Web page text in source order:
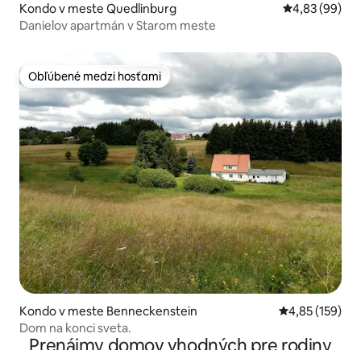
Kondo v meste Quedlinburg Priemerné
4,83 (99)
Danielov apartmán v Starom meste
Obľúbené medzi hosťami
Obľúbené medzi hosťami
Kondo v meste Benneckenstein Priemerné
4,85 (159)
Dom na konci sveta.